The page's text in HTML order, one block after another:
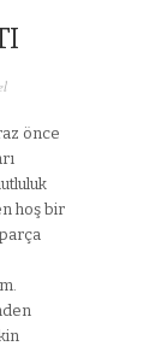
önce
hoş bir